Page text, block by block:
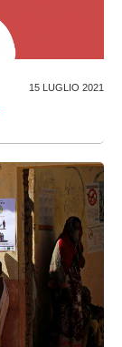
15 LUGLIO 2021